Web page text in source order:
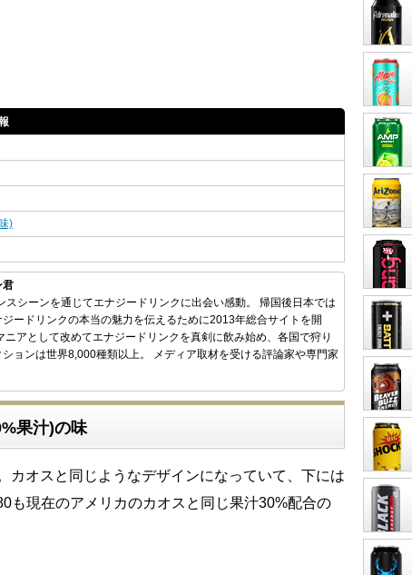
)
君
スシーンを通じてエナジードリンクに出会い感動。 帰国後日本では
ードリンクの本当の魅力を伝えるために2013年総合サイトを開
ニアとして改めてエナジードリンクを真剣に飲み始め、各国で狩り
ョンは世界8,000種類以上。 メディア取材を受ける評論家や専門家
果汁)の味
カオスと同じようなデザインになっていて、下には
も現在のアメリカのカオスと同じ果汁30%配合の